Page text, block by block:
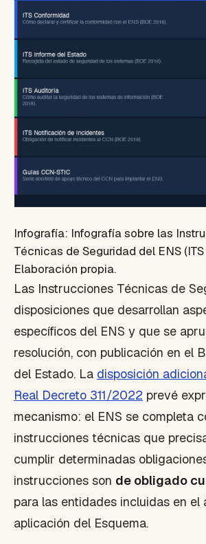
Infografía: Infografía sobre las
Técnicas de Seguridad del ENS
Elaboración propia.
Las Instrucciones Técnicas de
disposiciones que desarrollan
específicos del ENS y que se
resolución, con publicación en el
del Estado. La disposición
Real Decreto 311/2022 prevé
mecanismo: el ENS se completa
instrucciones técnicas que
cumplir determinadas
instrucciones son de obligado
para las entidades incluidas en el
aplicación del Esquema.